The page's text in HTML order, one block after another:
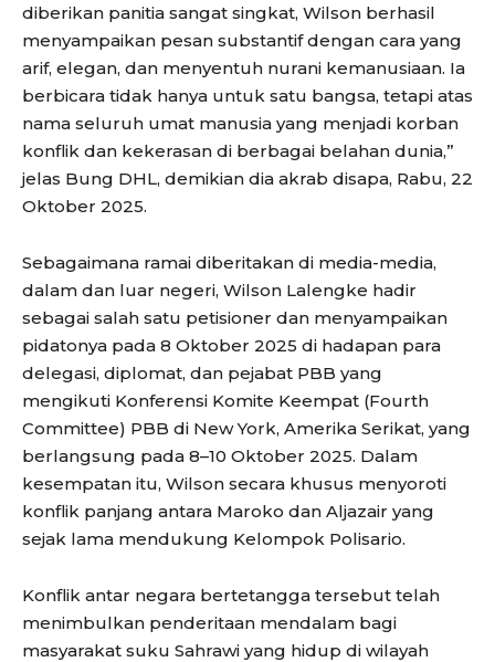
diberikan panitia sangat singkat, Wilson berhasil
menyampaikan pesan substantif dengan cara yang
arif, elegan, dan menyentuh nurani kemanusiaan. Ia
berbicara tidak hanya untuk satu bangsa, tetapi atas
nama seluruh umat manusia yang menjadi korban
konflik dan kekerasan di berbagai belahan dunia,”
jelas Bung DHL, demikian dia akrab disapa, Rabu, 22
Oktober 2025.
Sebagaimana ramai diberitakan di media-media,
dalam dan luar negeri, Wilson Lalengke hadir
sebagai salah satu petisioner dan menyampaikan
pidatonya pada 8 Oktober 2025 di hadapan para
delegasi, diplomat, dan pejabat PBB yang
mengikuti Konferensi Komite Keempat (Fourth
Committee) PBB di New York, Amerika Serikat, yang
berlangsung pada 8–10 Oktober 2025. Dalam
kesempatan itu, Wilson secara khusus menyoroti
konflik panjang antara Maroko dan Aljazair yang
sejak lama mendukung Kelompok Polisario.
Konflik antar negara bertetangga tersebut telah
menimbulkan penderitaan mendalam bagi
masyarakat suku Sahrawi yang hidup di wilayah